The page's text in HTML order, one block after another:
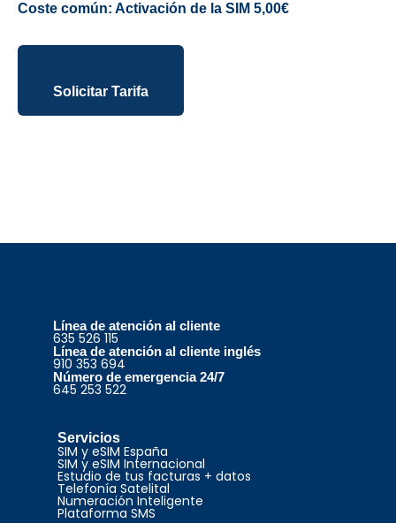
Coste común: Activación de la SIM 5,00€
Solicitar Tarifa
Línea de atención al cliente
635 526 115
Línea de atención al cliente inglés
910 353 694
Número de emergencia 24/7
645 253 522
Servicios
SIM y eSIM España
SIM y eSIM Internacional
Estudio de tus facturas + datos
Telefonía Satelital
Numeración Inteligente
Plataforma SMS